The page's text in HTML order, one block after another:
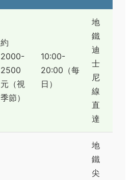
約
2000-
2500
元（視
季節）
10:00-
20:00（每
日）
地
鐵
迪
士
尼
線
直
達
地
鐵
尖